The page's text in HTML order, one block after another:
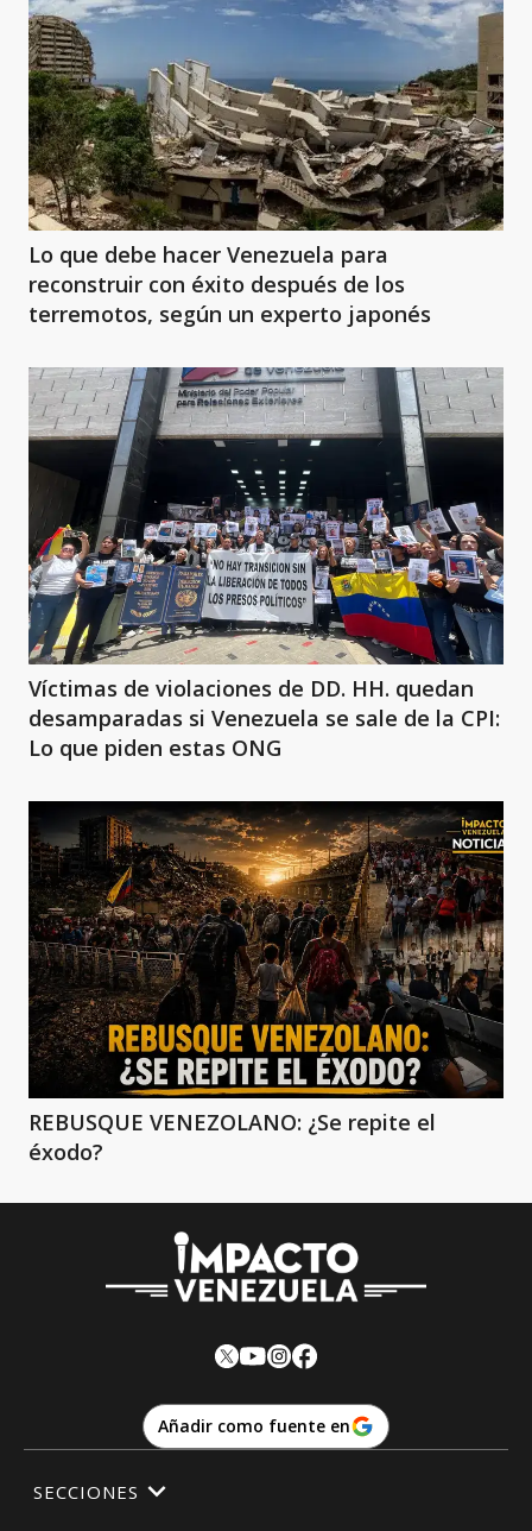
Lo que debe hacer Venezuela para
reconstruir con éxito después de los
terremotos, según un experto japonés
Víctimas de violaciones de DD. HH. quedan
desamparadas si Venezuela se sale de la CPI:
Lo que piden estas ONG
REBUSQUE VENEZOLANO: ¿Se repite el
éxodo?
Añadir como fuente en
SECCIONES